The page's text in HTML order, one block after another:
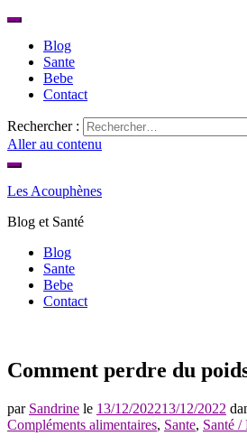
Blog
Sante
Bebe
Contact
Rechercher :
Aller au contenu
Les Acouphènes
Blog et Santé
Blog
Sante
Bebe
Contact
Comment perdre du
par Sandrine le 13/12/202213/12/2022
Compléments alimentaires, Sante, Santé /